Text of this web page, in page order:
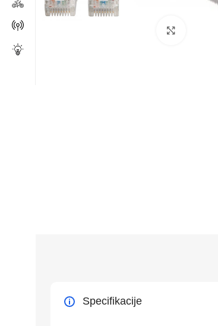
Specifikacije